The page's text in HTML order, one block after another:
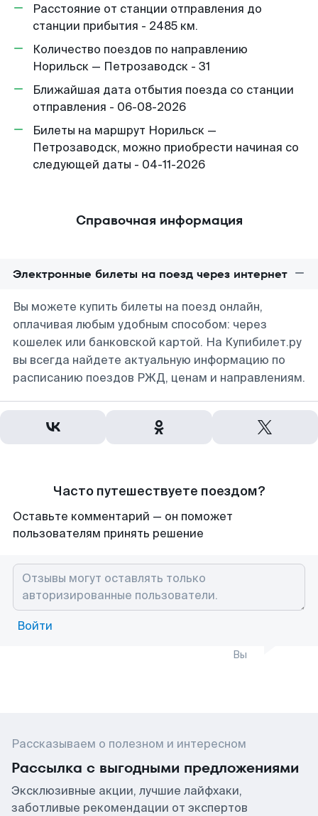
Расстояние от станции отправления до
станции прибытия - 2485 км.
Количество поездов по направлению
Норильск — Петрозаводск - 31
Ближайшая дата отбытия поезда со станции
отправления - 06-08-2026
Билеты на маршрут Норильск —
Петрозаводск, можно приобрести начиная со
следующей даты - 04-11-2026
Справочная информация
Электронные билеты на поезд через интернет
Вы можете купить билеты на поезд онлайн,
оплачивая любым удобным способом: через
кошелек или банковской картой. На Купибилет.ру
вы всегда найдете актуальную информацию по
расписанию поездов РЖД, ценам и направлениям.
Часто путешествуете поездом?
Оставьте комментарий — он поможет
пользователям принять решение
Войти
Вы
Рассказываем о полезном и интересном
Рассылка с выгодными предложениями
Эксклюзивные акции, лучшие лайфхаки,
заботливые рекомендации от экспертов